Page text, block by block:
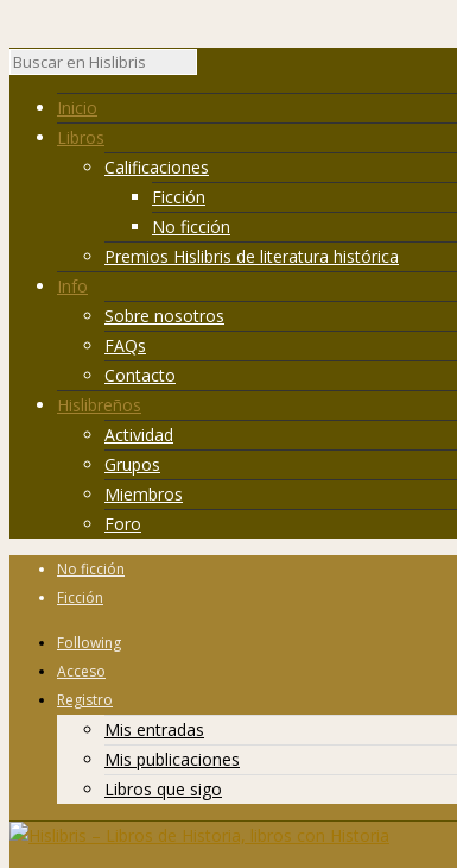
Inicio
Libros
Calificaciones
Ficción
No ficción
Premios Hislibris de literatura histórica
Info
Sobre nosotros
FAQs
Contacto
Hislibreños
Actividad
Grupos
Miembros
Foro
No ficción
Ficción
Following
Acceso
Registro
Mis entradas
Mis publicaciones
Libros que sigo